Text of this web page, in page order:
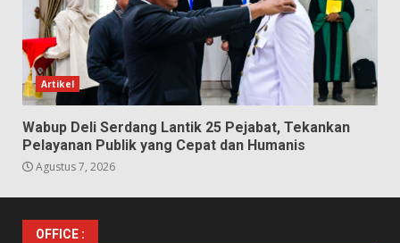
Artikel
Wabup Deli Serdang Lantik 25 Pejabat, Tekankan
Pelayanan Publik yang Cepat dan Humanis
Agustus 7, 2026
OFFICE :